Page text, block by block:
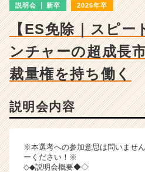
会
細
|
ベ
ン
チ
成
長
企
説明会 新卒 2026年卒
【ES免除｜スピ
ンチャーの超成長
裁量権を持ち働く
説明会内容
※本選考への参加意思は問いませ
ーください！※
◇◆説明会概要◆◇